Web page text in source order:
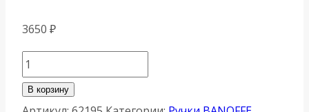
3650 ₽
Количество
товара
Ручка
В корзину